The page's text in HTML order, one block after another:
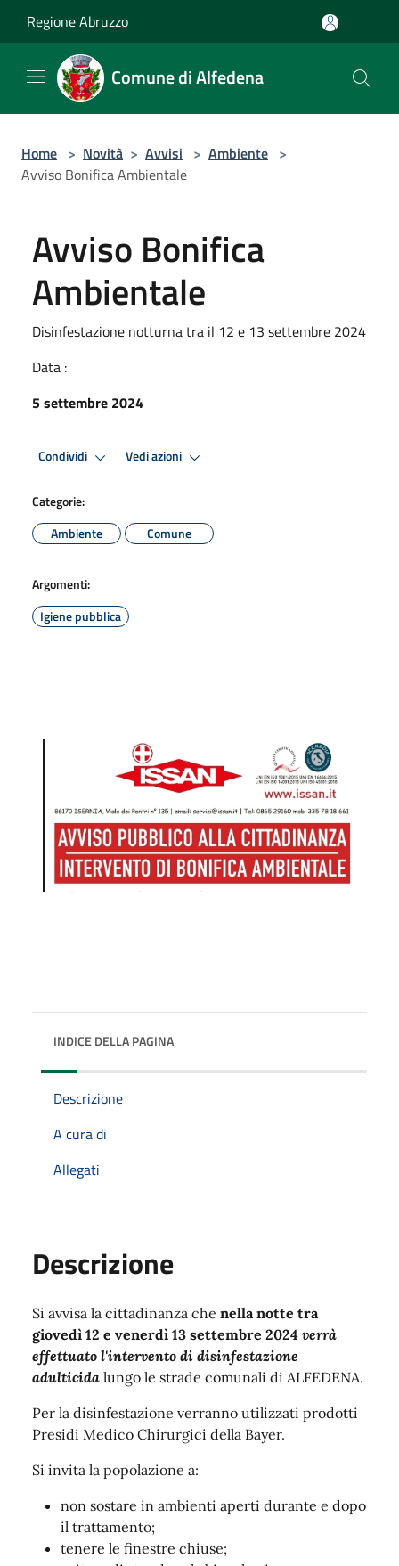
Regione Abruzzo
Comune di Alfedena
Home > Novità > Avvisi > Ambiente >
Avviso Bonifica Ambientale
Avviso Bonifica
Ambientale
Disinfestazione notturna tra il 12 e 13 settembre 2024
Data :
5 settembre 2024
Condividi Vedi azioni
Categorie:
Ambiente
Comune
Argomenti:
Igiene pubblica
INDICE DELLA PAGINA
Descrizione
A cura di
Allegati
Descrizione
Si avvisa la cittadinanza che nella notte tra
giovedì 12 e venerdì 13 settembre 2024 verrà
effettuato l'intervento di disinfestazione
adulticida lungo le strade comunali di ALFEDENA.
Per la disinfestazione verranno utilizzati prodotti
Presidi Medico Chirurgici della Bayer.
Si invita la popolazione a:
non sostare in ambienti aperti durante e dopo
il trattamento;
tenere le finestre chiuse;